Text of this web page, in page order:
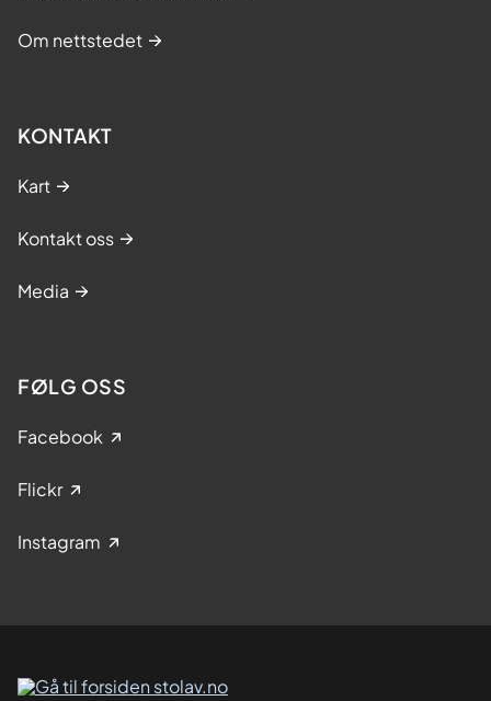
Om nettstedet
KONTAKT
Kart
Kontakt oss
Media
FØLG OSS
Facebook
Flickr
Instagram